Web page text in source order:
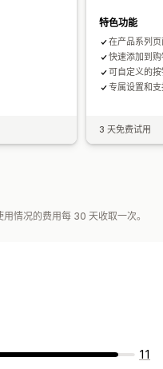
特色功能
在产品系列
快速添加到
可自定义的
专属设置和
3 天免费试用
情况的费用每 30 天收取一次。
11